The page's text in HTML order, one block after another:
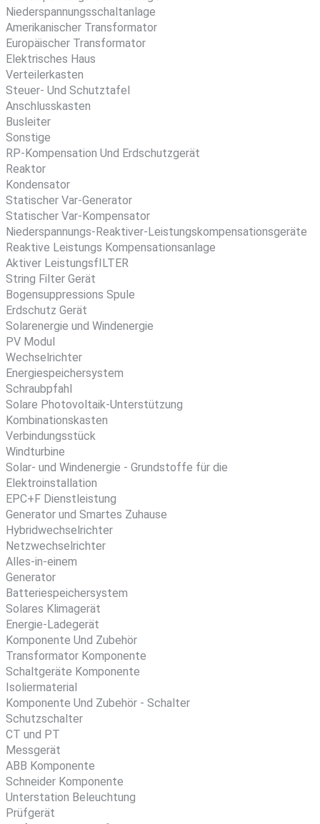
Niederspannungsschaltanlage
Amerikanischer Transformator
Europäischer Transformator
Elektrisches Haus
Verteilerkasten
Steuer- Und Schutztafel
Anschlusskasten
Busleiter
Sonstige
RP-Kompensation Und Erdschutzgerät
Reaktor
Kondensator
Statischer Var-Generator
Statischer Var-Kompensator
Niederspannungs-Reaktiver-Leistungskompensationsgeräte
Reaktive Leistungs Kompensationsanlage
Aktiver LeistungsfILTER
String Filter Gerät
Bogensuppressions Spule
Erdschutz Gerät
Solarenergie und Windenergie
PV Modul
Wechselrichter
Energiespeichersystem
Schraubpfahl
Solare Photovoltaik-Unterstützung
Kombinationskasten
Verbindungsstück
Windturbine
Solar- und Windenergie - Grundstoffe für die
Elektroinstallation
EPC+F Dienstleistung
Generator und Smartes Zuhause
Hybridwechselrichter
Netzwechselrichter
Alles-in-einem
Generator
Batteriespeichersystem
Solares Klimagerät
Energie-Ladegerät
Komponente Und Zubehör
Transformator Komponente
Schaltgeräte Komponente
Isoliermaterial
Komponente Und Zubehör - Schalter
Schutzschalter
CT und PT
Messgerät
ABB Komponente
Schneider Komponente
Unterstation Beleuchtung
Prüfgerät